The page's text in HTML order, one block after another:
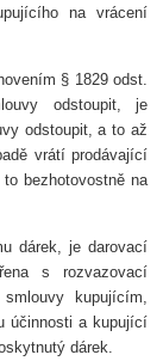
na vrácení
§ 1829 odst.
odstoupit, je
odstoupit, a to až
vrátí prodávající
bezhotovostně na
dárek, je darovací
s rozvazovací
kupujícím,
účinnosti a kupující
dárek.